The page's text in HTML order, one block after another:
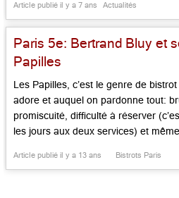
« village des chefs », sous la
Dorian Van Bronkhorst de l’Atelier
repas avec les […]...
Article publié il y a 7 ans Actualités
Paris 5e: Bertrand Bluy et
Papilles
Les Papilles, c’est le genre de bistrot
adore et auquel on pardonne tout:
promiscuité, difficulté à réserver
les jours aux deux services) et
du coeur. Bertrand Bluy, ex
Article publié il y a 13 ans Bistrots Paris